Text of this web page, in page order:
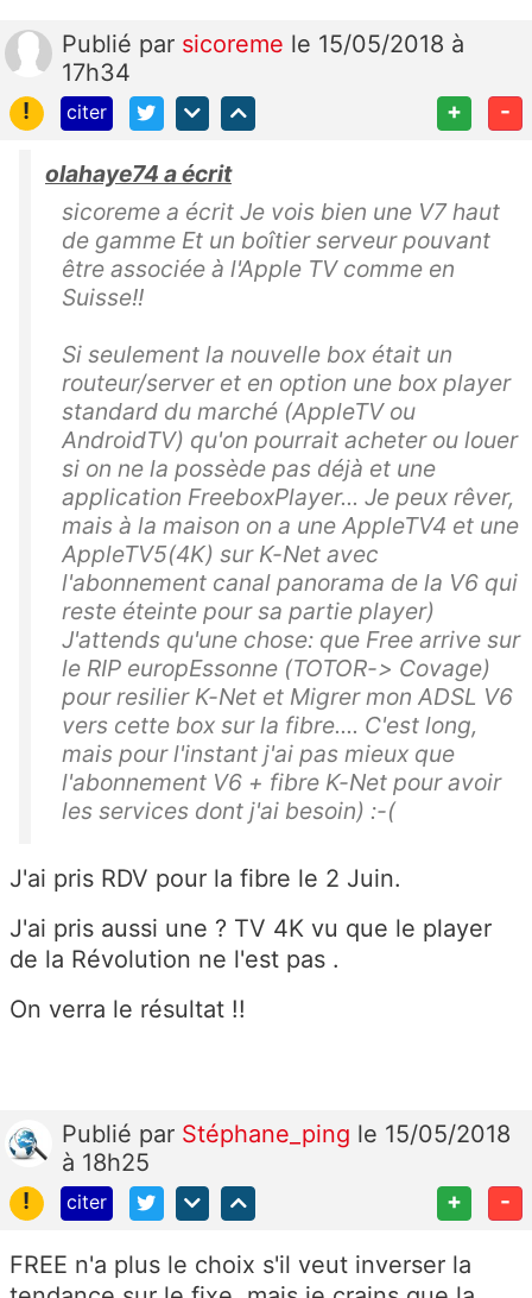
Publié par sicoreme le 15/05/2018 à
17h34
!
citer + -
olahaye74 a écrit
sicoreme a écrit Je vois bien une V7 haut
de gamme Et un boîtier serveur pouvant
être associée à l'Apple TV comme en
Suisse!!
Si seulement la nouvelle box était un
routeur/server et en option une box player
standard du marché (AppleTV ou
AndroidTV) qu'on pourrait acheter ou louer
si on ne la possède pas déjà et une
application FreeboxPlayer... Je peux rêver,
mais à la maison on a une AppleTV4 et une
AppleTV5(4K) sur K-Net avec
l'abonnement canal panorama de la V6 qui
reste éteinte pour sa partie player)
J'attends qu'une chose: que Free arrive sur
le RIP europEssonne (TOTOR-> Covage)
pour resilier K-Net et Migrer mon ADSL V6
vers cette box sur la fibre.... C'est long,
mais pour l'instant j'ai pas mieux que
l'abonnement V6 + fibre K-Net pour avoir
les services dont j'ai besoin) :-(
J'ai pris RDV pour la fibre le 2 Juin.
J'ai pris aussi une ? TV 4K vu que le player
de la Révolution ne l'est pas .
On verra le résultat !!
Publié par Stéphane_ping le 15/05/2018
à 18h25
!
citer + -
FREE n'a plus le choix s'il veut inverser la